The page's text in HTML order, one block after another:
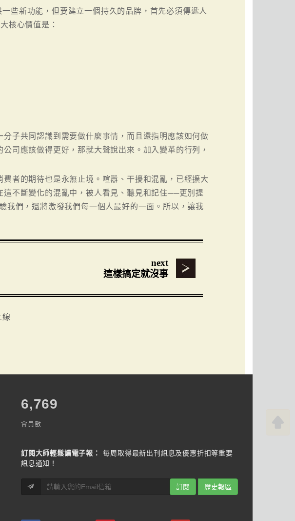
些新功能，但要建立一個持久的品牌，首先必須傳遞人
核心價值是：
子共同認識到需要做什麼事情，而且還指明應該如何做
司應該做得更好，那就大聲說出來。加入變革的行列，
費者的期待也是永無止境。喧囂、干擾和混亂，已經擴大
這不斷變化的混亂中，被人看見、聽見和記住──更別提
我們，還將激發我們每一個人最好的一面。所以，讓我
next
這樣搞定就沒事
線
7,787
會員數
訂閱大師輕鬆讀電子報：
每周取得最新出刊訊息及優惠折扣等重要
訊息通知！
訂閱 歷史報區